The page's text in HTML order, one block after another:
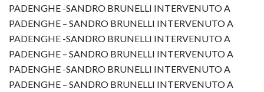
PADENGHE -SANDRO BRUNELLI INTERVENUTO A
PADENGHE – SANDRO BRUNELLI INTERVENUTO A
PADENGHE -SANDRO BRUNELLI INTERVENUTO A
PADENGHE – SANDRO BRUNELLI INTERVENUTO A
PADENGHE -SANDRO BRUNELLI INTERVENUTO A
PADENGHE – SANDRO BRUNELLI INTERVENUTO A